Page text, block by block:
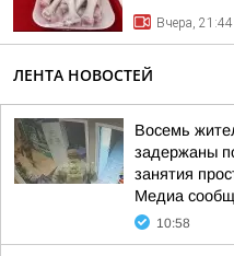
Вчера, 21:44
ЛЕНТА НОВОСТЕЙ
Восемь
задержаны
занятия
Медиа
10:58